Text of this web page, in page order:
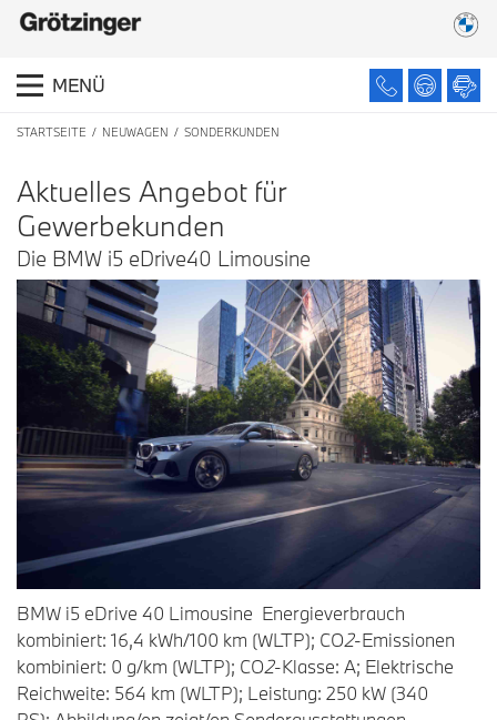
MENÜ
STARTSEITE NEUWAGEN SONDERKUNDEN
Aktuelles Angebot für
Gewerbekunden
Die BMW i5 eDrive40 Limousine
BMW i5 eDrive 40 Limousine Energieverbrauch
kombiniert: 16,4 kWh/100 km (WLTP); CO2-Emissionen
kombiniert: 0 g/km (WLTP); CO2-Klasse: A; Elektrische
Reichweite: 564 km (WLTP); Leistung: 250 kW (340